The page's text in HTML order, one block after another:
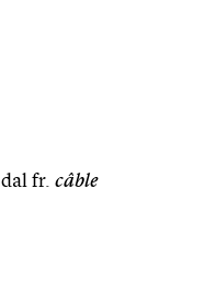
dal fr. câble